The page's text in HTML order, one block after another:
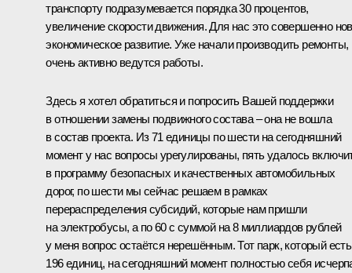
транспорту подразумевается порядка 30 процентов,
увеличение скорости движения. Для нас это совершенно
экономическое развитие. Уже начали производить ремонты,
очень активно ведутся работы.
Здесь я хотел обратиться и попросить Вашей поддержки
в отношении замены подвижного состава – она не вошла
в состав проекта. Из 71 единицы по шести на сегодняшний
момент у нас вопросы урегулированы, пять удалось
в программу безопасных и качественных автомобильных
дорог, по шести мы сейчас решаем в рамках
перераспределения субсидий, которые нам пришли
на электробусы, а по 60 с суммой на 8 миллиардов рублей
у меня вопрос остаётся нерешённым. Тот парк, который
196 единиц, на сегодняшний момент полностью себя